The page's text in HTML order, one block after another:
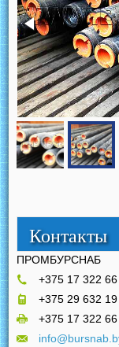
Контакты
ПРОМБУРСНАБ
+375 17 322
+375 29 632
+375 17 322